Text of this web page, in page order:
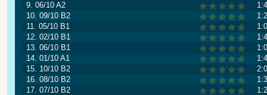
9. 06/10 A2
10. 09/10 B2
11. 05/10 B1
12. 02/10 B1
13. 06/10 B1
14. 01/10 A1
15. 10/10 B2
16. 08/10 B2
17. 07/10 B2